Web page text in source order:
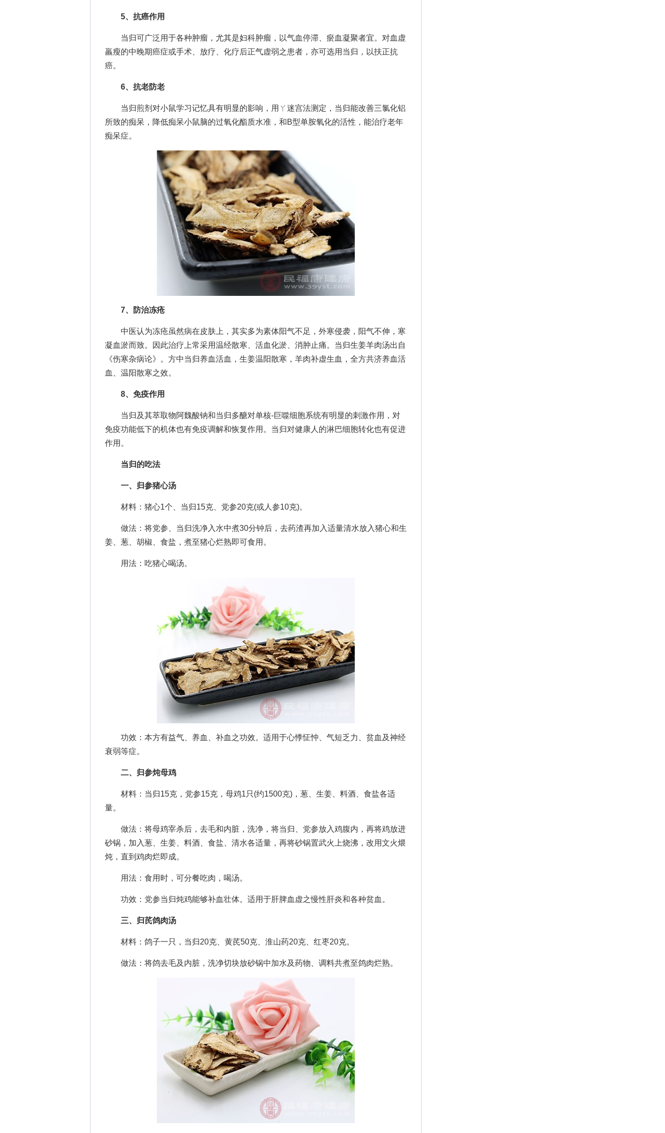
5、抗癌作用
当归可广泛用于各种肿瘤，尤其是妇科肿瘤，以气血停滞、瘀血凝聚者宜。对血虚
羸瘦的中晚期癌症或手术、放疗、化疗后正气虚弱之患者，亦可选用当归，以扶正抗
癌。
6、抗老防老
当归煎剂对小鼠学习记忆具有明显的影响，用ㄚ迷宫法测定，当归能改善三氯化铝
所致的痴呆，降低痴呆小鼠脑的过氧化酯质水准，和B型单胺氧化的活性，能治疗老年
痴呆症。
7、防治冻疮
中医认为冻疮虽然病在皮肤上，其实多为素体阳气不足，外寒侵袭，阳气不伸，寒
凝血淤而致。因此治疗上常采用温经散寒、活血化淤、消肿止痛。当归生姜羊肉汤出自
《伤寒杂病论》。方中当归养血活血，生姜温阳散寒，羊肉补虚生血，全方共济养血活
血、温阳散寒之效。
8、免疫作用
当归及其萃取物阿魏酸钠和当归多醣对单核-巨噬细胞系统有明显的刺激作用，对
免疫功能低下的机体也有免疫调解和恢复作用。当归对健康人的淋巴细胞转化也有促进
作用。
当归的吃法
一、归参猪心汤
材料：猪心1个、当归15克、党参20克(或人参10克)。
做法：将党参、当归洗净入水中煮30分钟后，去药渣再加入适量清水放入猪心和生
姜、葱、胡椒、食盐，煮至猪心烂熟即可食用。
用法：吃猪心喝汤。
功效：本方有益气、养血、补血之功效。适用于心悸怔忡、气短乏力、贫血及神经
衰弱等症。
二、归参炖母鸡
材料：当归15克，党参15克，母鸡1只(约1500克)，葱、生姜、料酒、食盐各适
量。
做法：将母鸡宰杀后，去毛和内脏，洗净，将当归、党参放入鸡腹内，再将鸡放进
砂锅，加入葱、生姜、料酒、食盐、清水各适量，再将砂锅置武火上烧沸，改用文火煨
炖，直到鸡肉烂即成。
用法：食用时，可分餐吃肉，喝汤。
功效：党参当归炖鸡能够补血壮体。适用于肝脾血虚之慢性肝炎和各种贫血。
三、归芪鸽肉汤
材料：鸽子一只，当归20克、黄芪50克、淮山药20克、红枣20克。
做法：将鸽去毛及内脏，洗净切块放砂锅中加水及药物、调料共煮至鸽肉烂熟。